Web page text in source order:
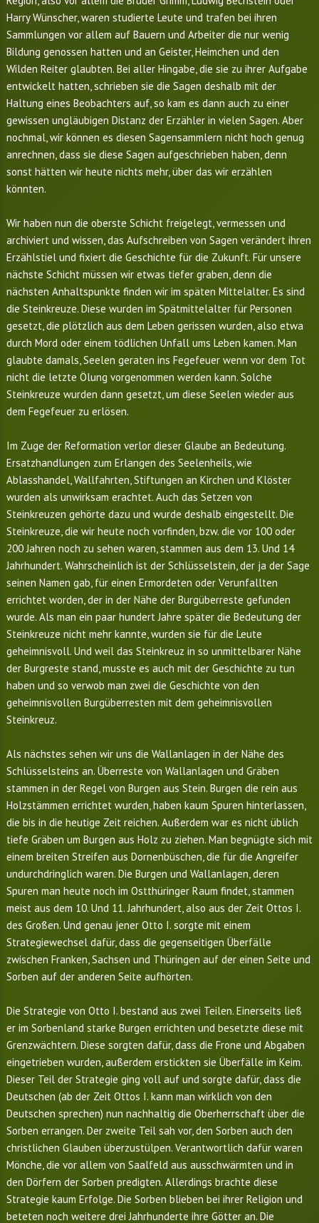
Harry Wünscher, waren studierte Leute und trafen bei ihren
Sammlungen vor allem auf Bauern und Arbeiter die nur wenig
Bildung genossen hatten und an Geister, Heimchen und den
Wilden Reiter glaubten. Bei aller Hingabe, die sie zu ihrer Aufgabe
entwickelt hatten, schrieben sie die Sagen deshalb mit der
Haltung eines Beobachters auf, so kam es dann auch zu einer
gewissen ungläubigen Distanz der Erzähler in vielen Sagen. Aber
nochmal, wir können es diesen Sagensammlern nicht hoch genug
anrechnen, dass sie diese Sagen aufgeschrieben haben, denn
sonst hätten wir heute nichts mehr, über das wir erzählen
könnten.
Wir haben nun die oberste Schicht freigelegt, vermessen und
archiviert und wissen, das Aufschreiben von Sagen verändert ihren
Erzählstiel und fixiert die Geschichte für die Zukunft. Für unsere
nächste Schicht müssen wir etwas tiefer graben, denn die
nächsten Anhaltspunkte finden wir im späten Mittelalter. Es sind
die Steinkreuze. Diese wurden im Spätmittelalter für Personen
gesetzt, die plötzlich aus dem Leben gerissen wurden, also etwa
durch Mord oder einem tödlichen Unfall ums Leben kamen. Man
glaubte damals, Seelen geraten ins Fegefeuer wenn vor dem Tot
nicht die letzte Ölung vorgenommen werden kann. Solche
Steinkreuze wurden dann gesetzt, um diese Seelen wieder aus
dem Fegefeuer zu erlösen.
Im Zuge der Reformation verlor dieser Glaube an Bedeutung.
Ersatzhandlungen zum Erlangen des Seelenheils, wie
Ablasshandel, Wallfahrten, Stiftungen an Kirchen und Klöster
wurden als unwirksam erachtet. Auch das Setzen von
Steinkreuzen gehörte dazu und wurde deshalb eingestellt. Die
Steinkreuze, die wir heute noch vorfinden, bzw. die vor 100 oder
200 Jahren noch zu sehen waren, stammen aus dem 13. Und 14
Jahrhundert. Wahrscheinlich ist der Schlüsselstein, der ja der Sage
seinen Namen gab, für einen Ermordeten oder Verunfallten
errichtet worden, der in der Nähe der Burgüberreste gefunden
wurde. Als man ein paar hundert Jahre später die Bedeutung der
Steinkreuze nicht mehr kannte, wurden sie für die Leute
geheimnisvoll. Und weil das Steinkreuz in so unmittelbarer Nähe
der Burgreste stand, musste es auch mit der Geschichte zu tun
haben und so verwob man zwei die Geschichte von den
geheimnisvollen Burgüberresten mit dem geheimnisvollen
Steinkreuz.
Als nächstes sehen wir uns die Wallanlagen in der Nähe des
Schlüsselsteins an. Überreste von Wallanlagen und Gräben
stammen in der Regel von Burgen aus Stein. Burgen die rein aus
Holzstämmen errichtet wurden, haben kaum Spuren hinterlassen,
die bis in die heutige Zeit reichen. Außerdem war es nicht üblich
tiefe Gräben um Burgen aus Holz zu ziehen. Man begnügte sich mit
einem breiten Streifen aus Dornenbüschen, die für die Angreifer
undurchdringlich waren. Die Burgen und Wallanlagen, deren
Spuren man heute noch im Ostthüringer Raum findet, stammen
meist aus dem 10. Und 11. Jahrhundert, also aus der Zeit Ottos I.
des Großen. Und genau jener Otto I. sorgte mit einem
Strategiewechsel dafür, dass die gegenseitigen Überfälle
zwischen Franken, Sachsen und Thüringen auf der einen Seite und
Sorben auf der anderen Seite aufhörten.
Die Strategie von Otto I. bestand aus zwei Teilen. Einerseits ließ
er im Sorbenland starke Burgen errichten und besetzte diese mit
Grenzwächtern. Diese sorgten dafür, dass die Frone und Abgaben
eingetrieben wurden, außerdem erstickten sie Überfälle im Keim.
Dieser Teil der Strategie ging voll auf und sorgte dafür, dass die
Deutschen (ab der Zeit Ottos I. kann man wirklich von den
Deutschen sprechen) nun nachhaltig die Oberherrschaft über die
Sorben errangen. Der zweite Teil sah vor, den Sorben auch den
christlichen Glauben überzustülpen. Verantwortlich dafür waren
Mönche, die vor allem von Saalfeld aus ausschwärmten und in
den Dörfern der Sorben predigten. Allerdings brachte diese
Strategie kaum Erfolge. Die Sorben blieben bei ihrer Religion und
beteten noch weitere drei Jahrhunderte ihre Götter an. Die